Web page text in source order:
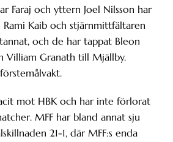
Faraj och yttern Joel Nilsson har
Rami Kaib och stjärnmittfältaren
och de har tappat Bleon
Villiam Granath till Mjällby.
mot HBK och har inte förlorat
MFF har bland annat sju
21-1, där MFF:s enda